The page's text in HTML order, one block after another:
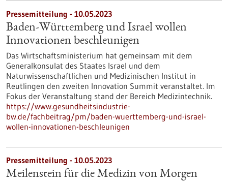
Pressemitteilung - 10.05.2023
Baden-Württemberg und Israel wollen
Innovationen beschleunigen
Das Wirtschaftsministerium hat gemeinsam mit dem
Generalkonsulat des Staates Israel und dem
Naturwissenschaftlichen und Medizinischen Institut in
Reutlingen den zweiten Innovation Summit veranstaltet. Im
Fokus der Veranstaltung stand der Bereich Medizintechnik.
https://www.gesundheitsindustrie-
bw.de/fachbeitrag/pm/baden-wuerttemberg-und-israel-
wollen-innovationen-beschleunigen
Pressemitteilung - 10.05.2023
Meilenstein für die Medizin von Morgen